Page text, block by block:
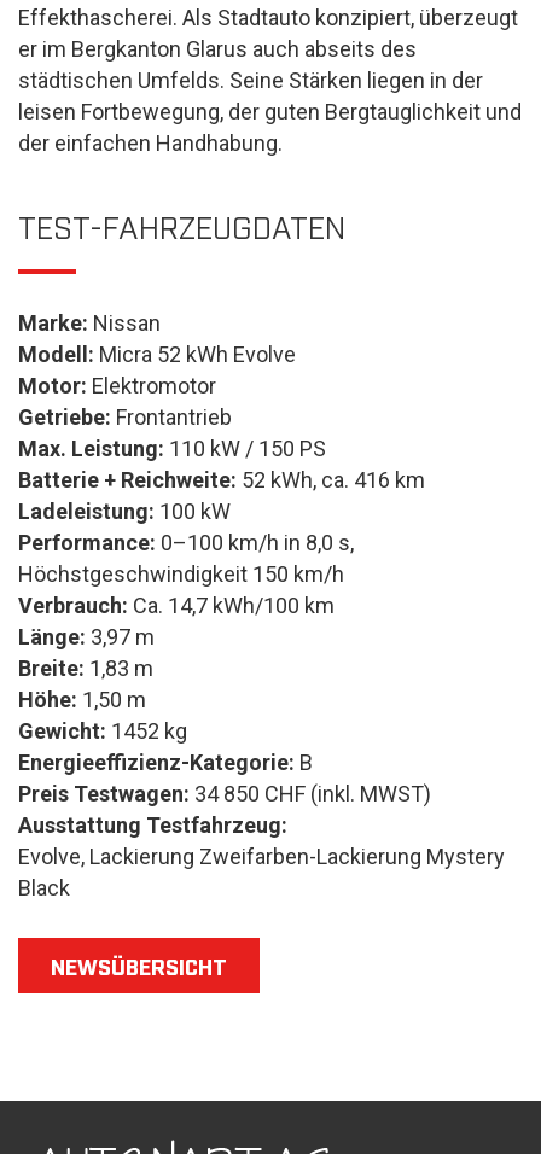
Effekthascherei. Als Stadtauto konzipiert, überzeugt
er im Bergkanton Glarus auch abseits des
städtischen Umfelds. Seine Stärken liegen in der
leisen Fortbewegung, der guten Bergtauglichkeit und
der einfachen Handhabung.
TEST-FAHRZEUGDATEN
Marke: Nissan
Modell: Micra 52 kWh Evolve
Motor: Elektromotor
Getriebe: Frontantrieb
Max. Leistung: 110 kW / 150 PS
Batterie + Reichweite: 52 kWh, ca. 416 km
Ladeleistung: 100 kW
Performance: 0–100 km/h in 8,0 s,
Höchstgeschwindigkeit 150 km/h
Verbrauch: Ca. 14,7 kWh/100 km
Länge: 3,97 m
Breite: 1,83 m
Höhe: 1,50 m
Gewicht: 1452 kg
Energieeffizienz-Kategorie: B
Preis Testwagen: 34 850 CHF (inkl. MWST)
Ausstattung Testfahrzeug:
Evolve, Lackierung Zweifarben-Lackierung Mystery
Black
NEWSÜBERSICHT